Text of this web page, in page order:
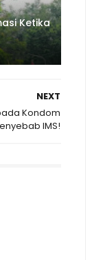
Ketika
NEXT
Kondom
IMS!